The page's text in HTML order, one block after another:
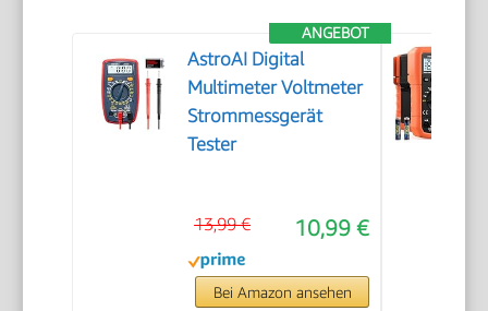
ANGEBOT
AstroAI Digital
Multimeter Voltmeter
Strommessgerät
Tester
10,99 €
13,99 €
Bei Amazon ansehen